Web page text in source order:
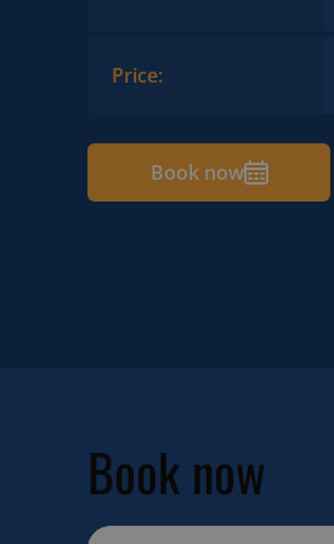
Price:
Book now
Book now